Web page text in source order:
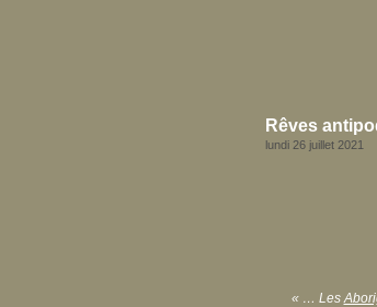
Rêves
lundi 26 juillet 2021
« … Les